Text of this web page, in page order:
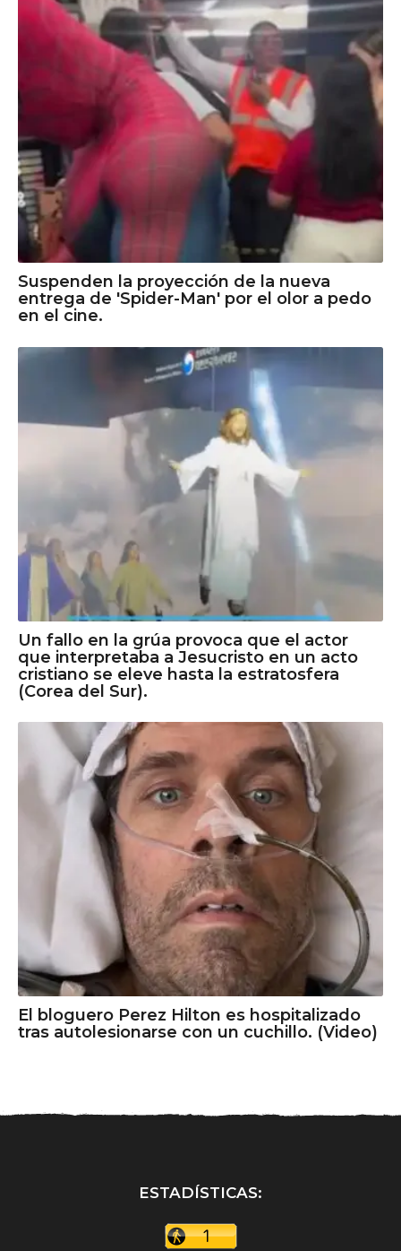
Suspenden la proyección de la nueva
entrega de 'Spider-Man' por el olor a pedo
en el cine.
Un fallo en la grúa provoca que el actor
que interpretaba a Jesucristo en un acto
cristiano se eleve hasta la estratosfera
(Corea del Sur).
El bloguero Perez Hilton es hospitalizado
tras autolesionarse con un cuchillo. (Video)
ESTADÍSTICAS: